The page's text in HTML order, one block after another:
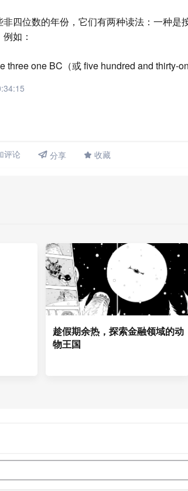
非四位数的年份，它们有两种读法：一种是
如：
three one BC（或 five hundred and thirty-
评论  分享  收藏
趁假期余热，探索金融领域的动
物王国